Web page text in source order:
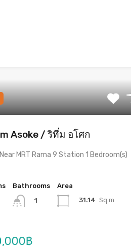
Asoke / ริทึ่ม อโศก
MRT Rama 9 Station 1 Bedroom(s)
Bathrooms
1
Area
31.14 Sq.m.
฿